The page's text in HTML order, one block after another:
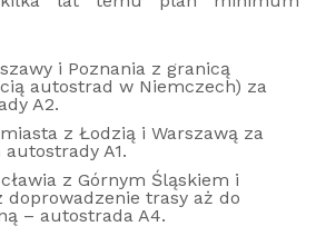
i Poznania z granicą
autostrad w Niemczech) za
A2.
z Łodzią i Warszawą za
A1.
z Górnym Śląskiem i
doprowadzenie trasy aż do
– autostrada A4.